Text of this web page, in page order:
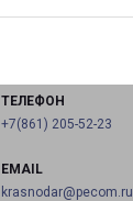
ТЕЛЕФОН
+7(861) 205-52-23
EMAIL
krasnodar@pecom.ru